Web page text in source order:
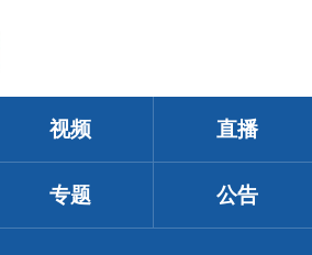
视频 直播
专题 公告